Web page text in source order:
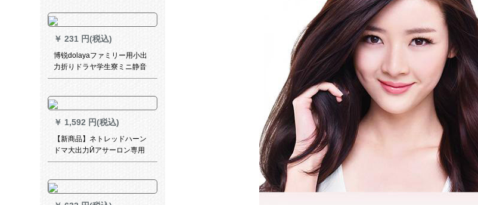
￥ 231 円(税込)
博锐dolayaファミリー用小出
力折りドラヤ学生寮ミニ静音
PH 1601爆金オスメメ
￥ 1,592 円(税込)
【新商品】ネトレッドハーン
ドマ大出力Ӣアサーロン専用
寮ドライヤ静ドドド音冷熱マ
メン）6000の風が出ます。